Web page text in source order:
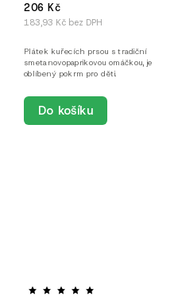
183,93 Kč bez DPH
206 Kč
Do košíku
Plátek kuřecích prsou s tradiční
smetanovopaprikovou omáčkou, je
oblíbený pokrm pro děti.